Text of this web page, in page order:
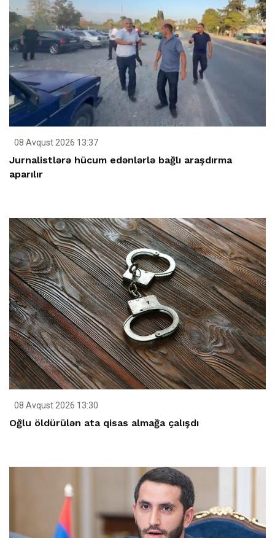
08 Avqust 2026 13:37
Jurnalistlərə hücum edənlərlə bağlı araşdırma
aparılır
08 Avqust 2026 13:30
Oğlu öldürülən ata qisas almağa çalışdı